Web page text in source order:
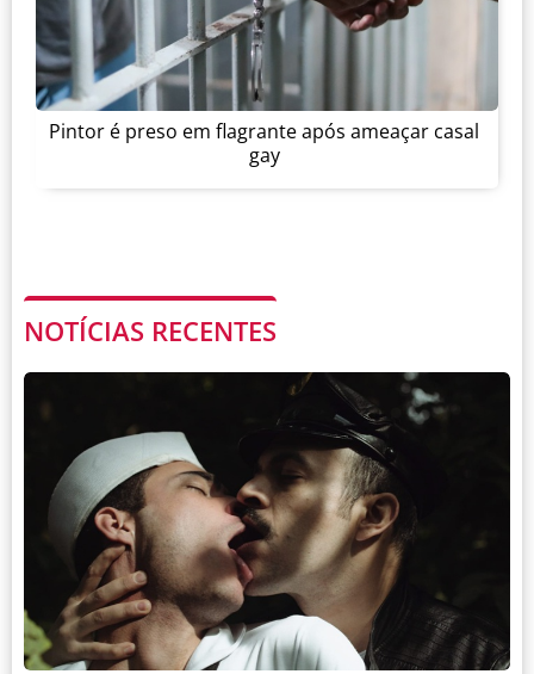
Pintor é preso em flagrante após ameaçar casal
gay
NOTÍCIAS RECENTES